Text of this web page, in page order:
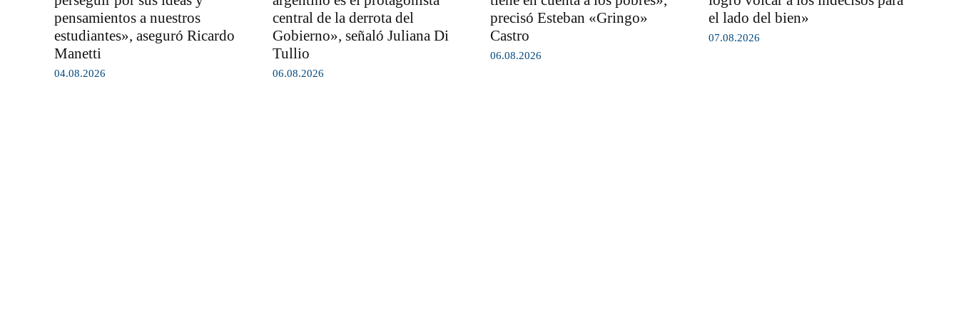
pensamientos a nuestros
estudiantes», aseguró Ricardo
Manetti
04.08.2026
central de la derrota del
Gobierno», señaló Juliana Di
Tullio
06.08.2026
precisó Esteban «Gringo»
Castro
06.08.2026
el lado del bien»
07.08.2026